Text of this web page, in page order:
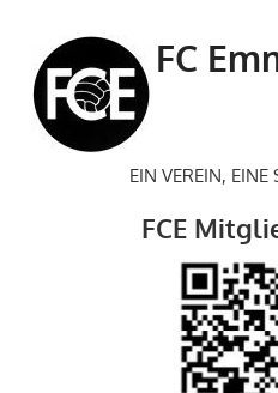
springen
FC
EIN VEREIN, EINE
FCE